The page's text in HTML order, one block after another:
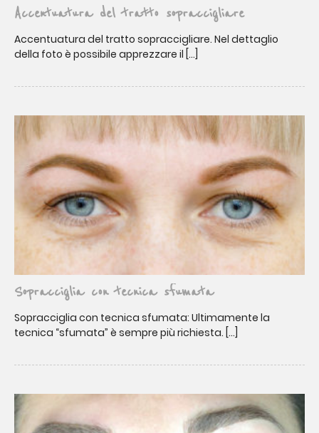
Accentuatura del tratto sopraccigliare
Accentuatura del tratto sopraccigliare. Nel dettaglio
della foto è possibile apprezzare il […]
Sopracciglia con tecnica sfumata
Sopracciglia con tecnica sfumata: Ultimamente la
tecnica “sfumata” è sempre più richiesta. […]